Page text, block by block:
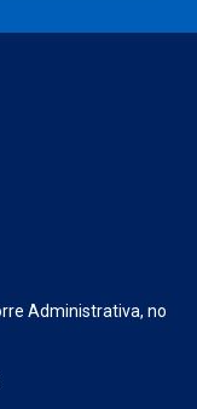
Administrativa, no